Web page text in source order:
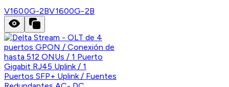
V1600G-2BV1600G-2B